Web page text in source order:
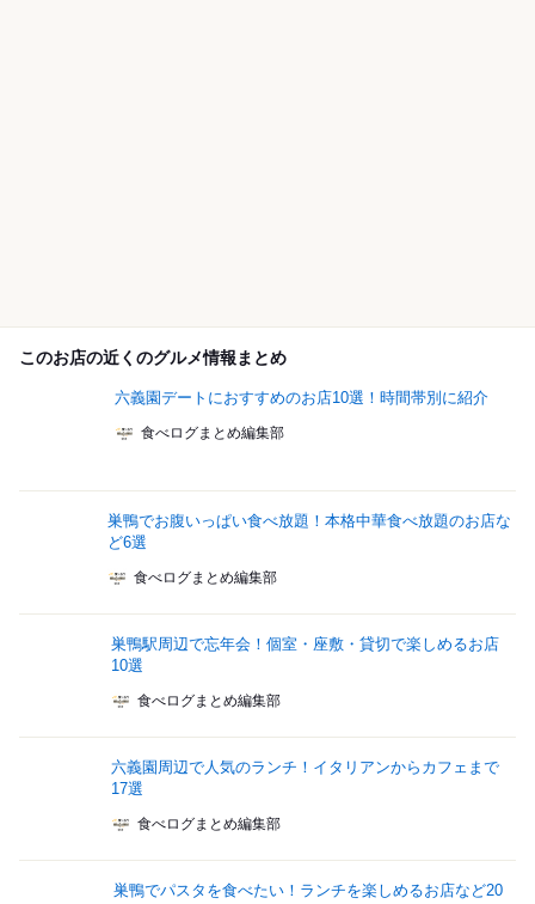
このお店の近くのグルメ情報まとめ
六義園デートにおすすめのお店10選！時間帯別に紹介
食べログまとめ編集部
巣鴨でお腹いっぱい食べ放題！本格中華食べ放題のお店な
ど6選
食べログまとめ編集部
巣鴨駅周辺で忘年会！個室・座敷・貸切で楽しめるお店
10選
食べログまとめ編集部
六義園周辺で人気のランチ！イタリアンからカフェまで
17選
食べログまとめ編集部
巣鴨でパスタを食べたい！ランチを楽しめるお店など20